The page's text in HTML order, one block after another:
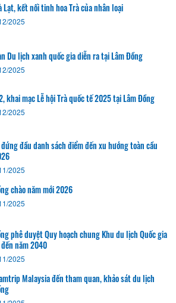
Lạt, kết nối tinh hoa Trà của nhân loại
2025
Du lịch xanh quốc gia diễn ra tại Lâm Đồng
2025
khai mạc Lễ hội Trà quốc tế 2025 tại Lâm Đồng
2025
đầu danh sách điểm đến xu hướng toàn cầu
2025
chào năm mới 2026
2025
phê duyệt Quy hoạch chung Khu du lịch Quốc gia
năm 2040
2025
Malaysia đến tham quan, khảo sát du lịch